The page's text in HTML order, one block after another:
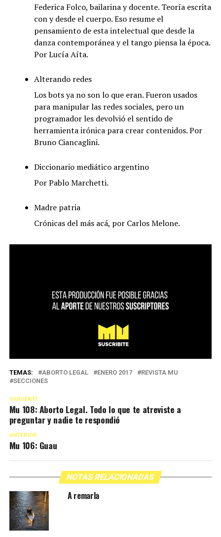
Federica Folco, bailarina y docente. Teoría escrita
con y desde el cuerpo. Eso resume el
pensamiento de esta intelectual que desde la
danza contemporánea y el tango piensa la época.
Por Lucía Aíta.
Alterando redes
Los bots ya no son lo que eran. Fueron usados
para manipular las redes sociales, pero un
programador les devolvió el sentido de
herramienta irónica para crear contenidos. Por
Bruno Ciancaglini.
Diccionario mediático argentino
Por Pablo Marchetti.
Madre patria
Crónicas del más acá, por Carlos Melone.
TEMAS: ABORTO LEGAL ENERO 2017
REVISTA MU
SECCIONES
SIGUIENTE
Mu 108: Aborto Legal. Todo lo que te atreviste a
preguntar y nadie te respondió
ANTERIOR
Mu 106: Guau
NOTAS RELACIONADAS
A remarla